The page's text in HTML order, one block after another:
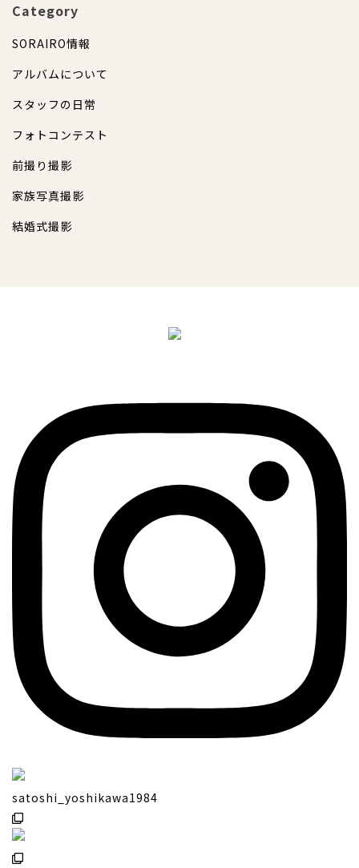
Category
SORAIRO情報
アルバムについて
スタッフの日常
フォトコンテスト
前撮り撮影
家族写真撮影
結婚式撮影
satoshi_yoshikawa1984